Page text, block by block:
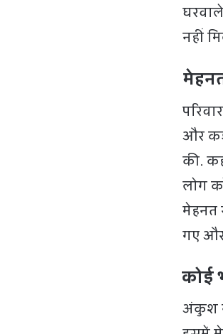
नहीं
और
की.
लोग
मेहनत
गए
कोई
अंकुश